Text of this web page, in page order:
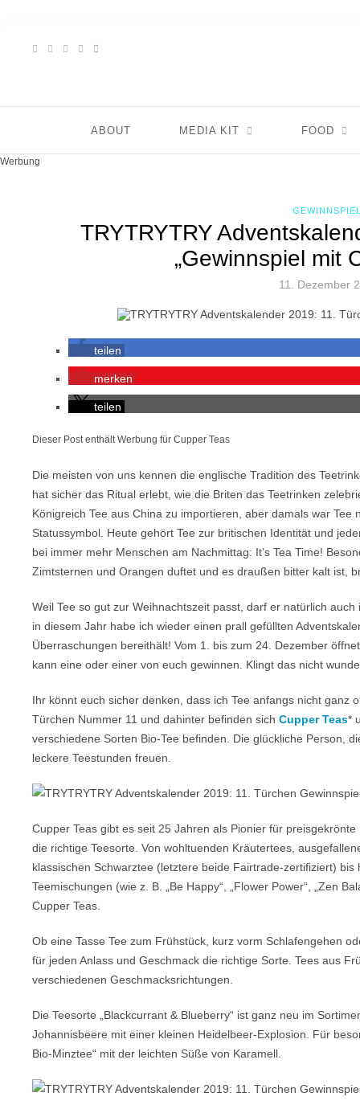
ABOUT MEDIA KIT FOOD
Werbung
TRYTRYTRY
„Gewinnspiel mit
11. Dezember
teilen
merken
teilen
Dieser Post enthält Werbung für Cupper Teas
Die meisten von uns kennen die englische Tradition des
hat sicher das Ritual erlebt, wie die Briten das Teetrinken
Königreich Tee aus China zu importieren, aber damals war
Statussymbol. Heute gehört Tee zur britischen Identität und
bei immer mehr Menschen am Nachmittag: It’s Tea Time!
Zimtsternen und Orangen duftet und es draußen bitter kalt ist,
Weil Tee so gut zur Weihnachtszeit passt, darf er natürlich
in diesem Jahr habe ich wieder einen prall gefüllten
Überraschungen bereithält! Vom 1. bis zum 24. Dezember
kann eine oder einer von euch gewinnen. Klingt das nicht
Ihr könnt euch sicher denken, dass ich Tee anfangs nicht ganz
Türchen Nummer 11 und dahinter befinden sich Cupper Teas*
verschiedene Sorten Bio-Tee befinden. Die glückliche Person,
leckere Teestunden freuen.
Cupper Teas gibt es seit 25 Jahren als Pionier für
die richtige Teesorte. Von wohltuenden Kräutertees,
klassischen Schwarztee (letztere beide Fairtrade-zertifiziert)
Teemischungen (wie z. B. „Be Happy“, „Flower Power“, „Zen
Cupper Teas.
Ob eine Tasse Tee zum Frühstück, kurz vorm Schlafengehen
für jeden Anlass und Geschmack die richtige Sorte. Tees aus
verschiedenen Geschmacksrichtungen.
Die Teesorte „Blackcurrant & Blueberry“ ist ganz neu im
Johannisbeere mit einer kleinen Heidelbeer-Explosion. Für
Bio-Minztee“ mit der leichten Süße von Karamell.